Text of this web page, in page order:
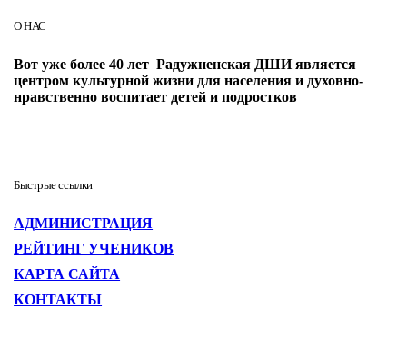
О НАС
Вот уже более 40 лет Радужненская ДШИ является
центром культурной жизни для населения и духовно-
нравственно воспитает детей и подростков
Быстрые ссылки
АДМИНИСТРАЦИЯ
РЕЙТИНГ УЧЕНИКОВ
КАРТА САЙТА
КОНТАКТЫ